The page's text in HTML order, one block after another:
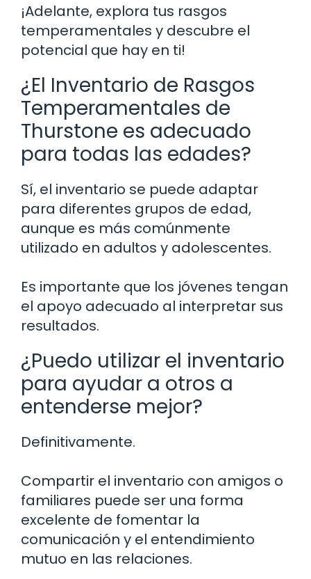
¡Adelante, explora tus rasgos
temperamentales y descubre el
potencial que hay en ti!
¿El Inventario de Rasgos
Temperamentales de
Thurstone es adecuado
para todas las edades?
Sí, el inventario se puede adaptar
para diferentes grupos de edad,
aunque es más comúnmente
utilizado en adultos y adolescentes.
Es importante que los jóvenes tengan
el apoyo adecuado al interpretar sus
resultados.
¿Puedo utilizar el inventario
para ayudar a otros a
entenderse mejor?
Definitivamente.
Compartir el inventario con amigos o
familiares puede ser una forma
excelente de fomentar la
comunicación y el entendimiento
mutuo en las relaciones.